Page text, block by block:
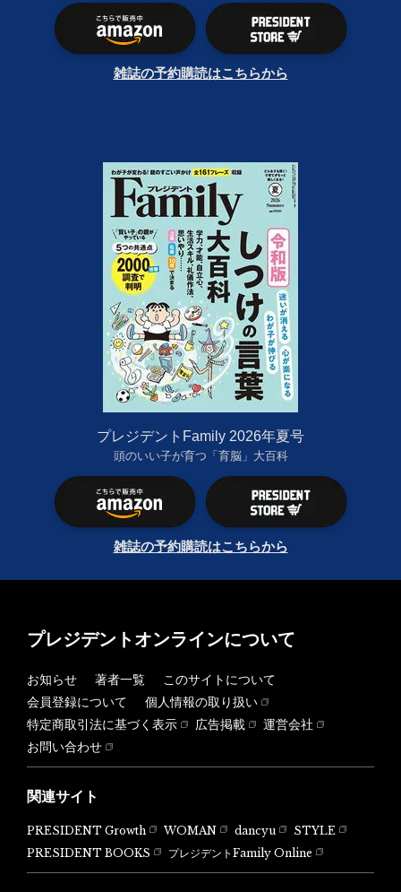
雑誌の予約購読はこちらから
プレジデントFamily 2026年夏号
頭のいい子が育つ「育脳」大百科
雑誌の予約購読はこちらから
プレジデントオンラインについて
お知らせ 著者一覧
このサイトについて
会員登録について
個人情報の取り扱い
特定商取引法に基づく表示
広告掲載
運営会社
お問い合わせ
関連サイト
PRESIDENT Growth WOMAN dancyu
STYLE
PRESIDENT BOOKS
プレジデントFamily Online